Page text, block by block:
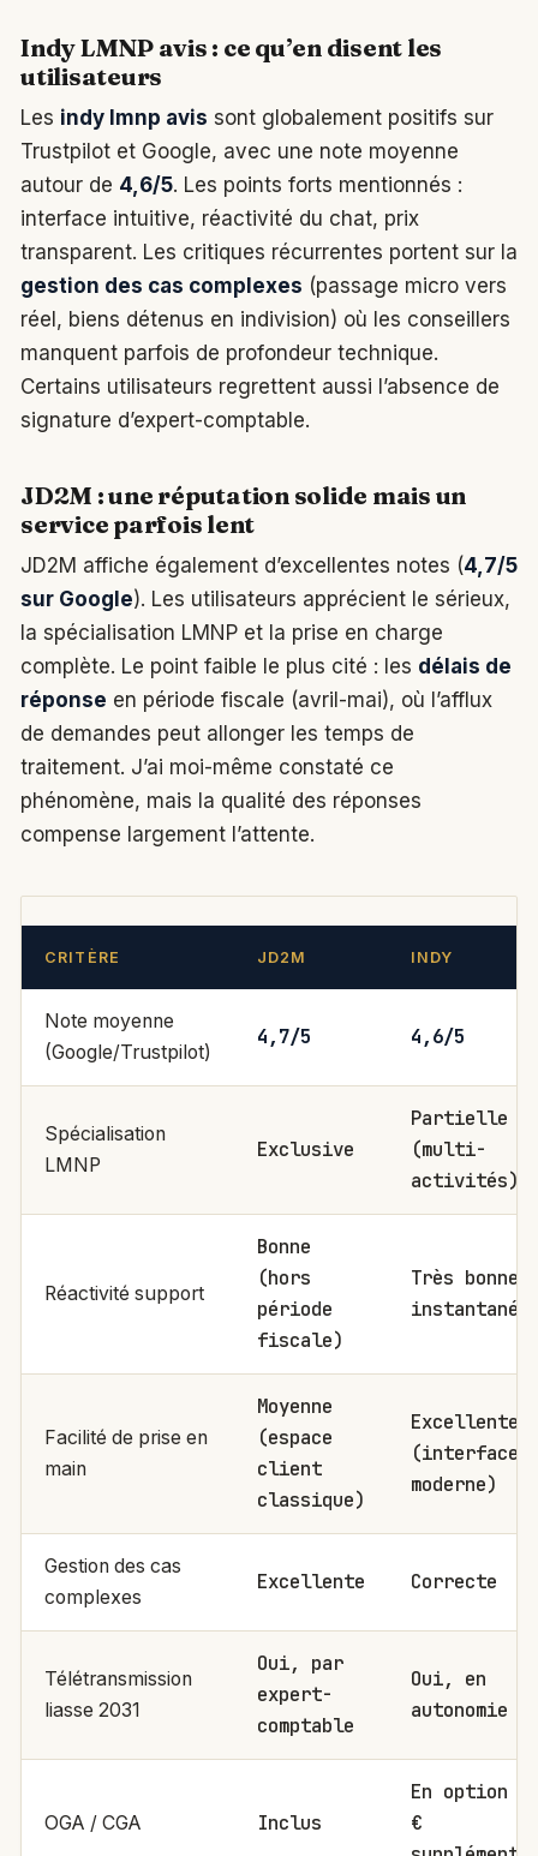
Indy LMNP avis : ce qu’en disent les
utilisateurs
Les indy lmnp avis sont globalement positifs sur
Trustpilot et Google, avec une note moyenne
autour de 4,6/5. Les points forts mentionnés :
interface intuitive, réactivité du chat, prix
transparent. Les critiques récurrentes portent sur la
gestion des cas complexes (passage micro vers
réel, biens détenus en indivision) où les conseillers
manquent parfois de profondeur technique.
Certains utilisateurs regrettent aussi l’absence de
signature d’expert-comptable.
JD2M : une réputation solide mais un
service parfois lent
JD2M affiche également d’excellentes notes (4,7/5
sur Google). Les utilisateurs apprécient le sérieux,
la spécialisation LMNP et la prise en charge
complète. Le point faible le plus cité : les délais de
réponse en période fiscale (avril-mai), où l’afflux
de demandes peut allonger les temps de
traitement. J’ai moi-même constaté ce
phénomène, mais la qualité des réponses
compense largement l’attente.
CRITÈRE JD2M INDY
Note moyenne
(Google/Trustpilot)
4,7/5 4,6/5
Spécialisation
LMNP
Exclusive
Partielle
(multi-
activités)
Réactivité support
Bonne
(hors
période
fiscale)
Très bonne
instantané)
Facilité de prise en
main
Moyenne
(espace
client
classique)
Excellente
(interface
moderne)
Gestion des cas
complexes
Excellente Correcte
Télétransmission
liasse 2031
Oui, par
expert-
comptable
Oui, en
autonomie
OGA / CGA Inclus
En option
€